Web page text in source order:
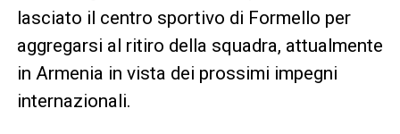
lasciato il centro sportivo di Formello per
aggregarsi al ritiro della squadra, attualmente
in Armenia in vista dei prossimi impegni
internazionali.